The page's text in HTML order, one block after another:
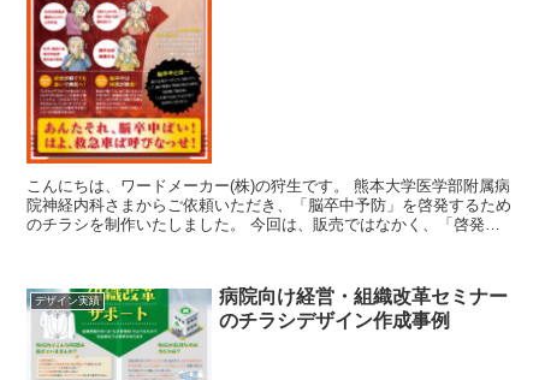
こんにちは、ワードメーカー(株)の狩生です。 熊本大学医学部附属病
院神経内科さまからご依頼いただき、「脳卒中予防」を啓発するため
のチラシを制作いたしました。 今回は、販売ではなかく、「啓発」
デザイン実績
病院向け経営・組織改革セミナー
のチラシデザイン作成事例